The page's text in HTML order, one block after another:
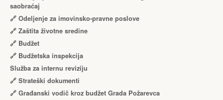
saobraćaj
🔗 Odeljenje za imovinsko-pravne poslove
🔗 Zaštita životne sredine
🔗 Budžet
🔗 Budžetska inspekcija
Služba za internu reviziju
🔗 Strateški dokumenti
🔗 Građanski vodič kroz budžet Grada Požarevca